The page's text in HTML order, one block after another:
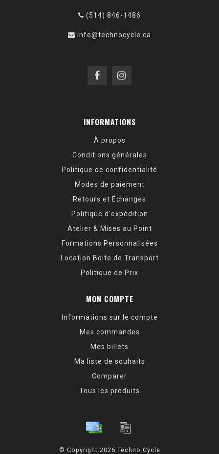
(514) 846-1486
info@technocycle.ca
INFORMATIONS
À propos
Conditions générales
Politique de confidentialité
Modes de paiement
Retours et Échanges
Politique d’expédition
Atelier & Mises au Point
Formations Personnalisées
Location Boite de Transport
Politique de Prix
MON COMPTE
Informations sur le compte
Mes commandes
Mes billets
Ma liste de souhaits
Comparer
Tous les produits
© Copyright 2026 Techno Cycle